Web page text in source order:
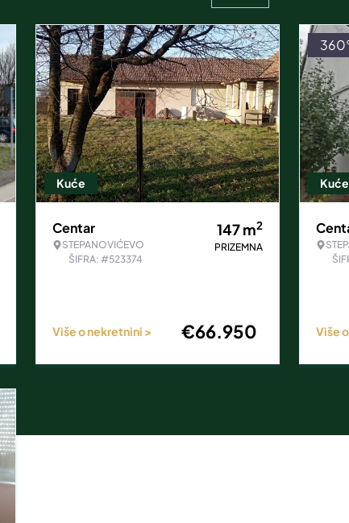
Kuće
Centar
STEPANOVIĆEVO
ŠIFRA: #523374
147m2
PRIZEMNA
Više o nekretnini > €66.950
Kuće
Više